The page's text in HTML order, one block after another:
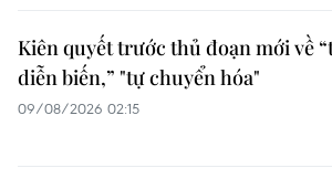
Kiên quyết trước thủ đoạn mới về
diễn biến,” "tự chuyển hóa"
09/08/2026 02:15